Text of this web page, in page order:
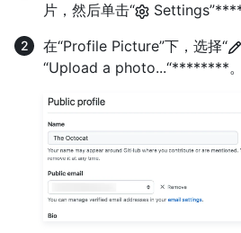
片，然后单击“
Settings”****
在“Profile Picture”下，选择“
“Upload a photo...“********。